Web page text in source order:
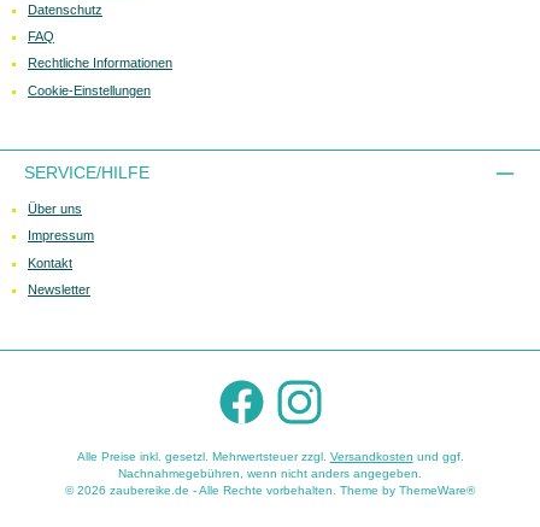
Datenschutz
FAQ
Rechtliche Informationen
Cookie-Einstellungen
SERVICE/HILFE
Über uns
Impressum
Kontakt
Newsletter
Facebook Instagram
Alle Preise inkl. gesetzl. Mehrwertsteuer zzgl. Versandkosten und ggf.
Nachnahmegebühren, wenn nicht anders angegeben.
© 2026 zaubereike.de - Alle Rechte vorbehalten. Theme by ThemeWare®